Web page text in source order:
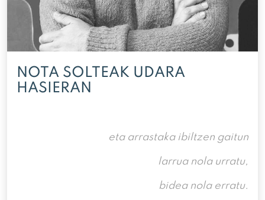
NOTA SOLTEAK UDARA
HASIERAN
eta arrastaka ibiltzen gaitun
larrua nola urratu,
bidea nola erratu.